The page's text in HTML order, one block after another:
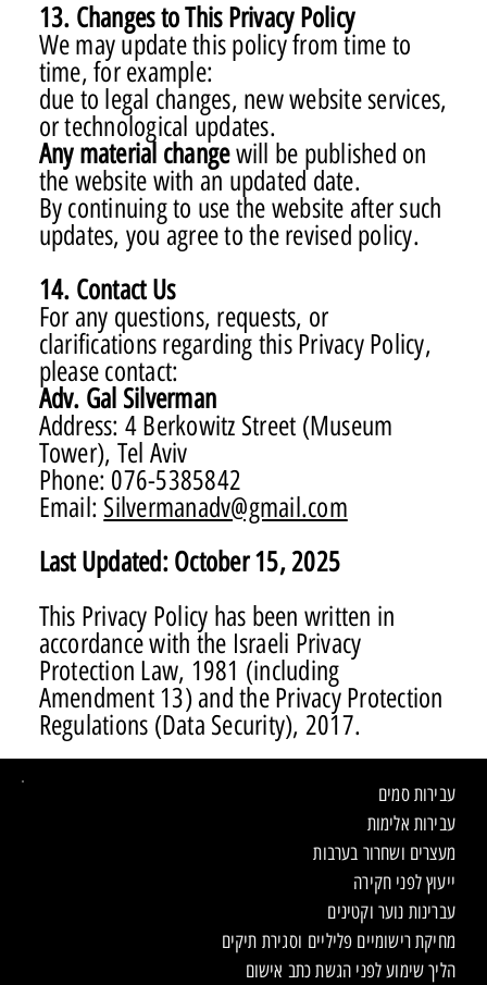
13. Changes to This Privacy Policy
We may update this policy from time to
time, for example:
due to legal changes, new website services,
or technological updates.
Any material changewill be published on
the website with an updated date.
By continuing to use the website after such
updates, you agree to the revised policy.
14. Contact Us
For any questions, requests, or
clarifications regarding this Privacy Policy,
please contact:
Adv. Gal Silverman
Address: 4 Berkowitz Street (Museum
Tower), Tel Aviv
Phone: 076-5385842
Email: Silvermanadv@gmail.com
Last Updated: October 15, 2025
This Privacy Policy has been written in
accordance with the Israeli Privacy
Protection Law, 1981 (including
Amendment 13) and the Privacy Protection
Regulations (Data Security), 2017.
עבירות סמים
עבירות אלימות
מעצרים ושחרור בערבות
ייעוץ לפני חקירה
עברינות נוער וקטינים
מחיקת רישומיים פליליים וסגירת תיקים
הליך שימוע לפני הגשת כתב אישום